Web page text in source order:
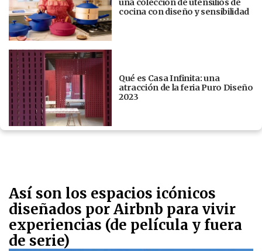
una colección de utensilios de
cocina con diseño y sensibilidad
Qué es Casa Infinita: una
atracción de la feria Puro Diseño
2023
Así son los espacios icónicos
diseñados por Airbnb para vivir
experiencias (de película y fuera
de serie)